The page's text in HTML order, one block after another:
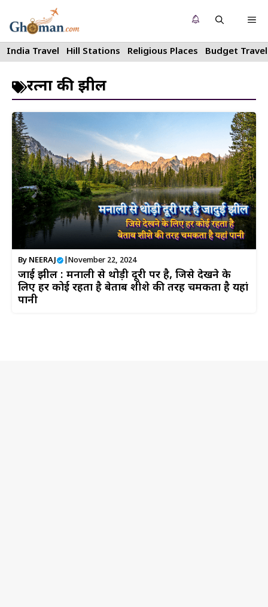
to
content
India Travel Hill Stations Religious Places Budget Travel
रत्नों की झील
By NEERAJ November 22, 2024
जादुई झील : मनाली से थोड़ी दूरी पर है, जिसे देखने के
लिए हर कोई रहता है बेताब शीशे की तरह चमकता है यहां
पानी